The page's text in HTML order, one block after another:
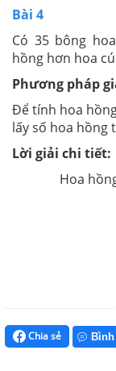
Bài 4
Có 35 bông
hồng hơn hoa
Phương pháp
Để tính hoa
lấy số hoa hồng
Lời giải chi tiết:
Hoa
Chia sẻ